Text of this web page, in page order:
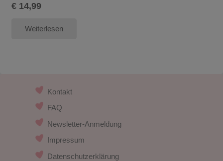
€14,99
Weiterlesen
Kontakt
FAQ
Newsletter-Anmeldung
Impressum
Datenschutzerklärung